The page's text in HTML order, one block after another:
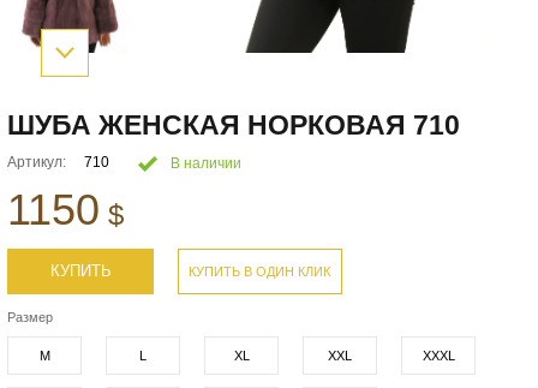
ШУБА ЖЕНСКАЯ НОРКОВАЯ 710
Артикул: 710 В наличии
1150 $
КУПИТЬ КУПИТЬ В ОДИН КЛИК
Размер
M L XL XXL XXXL